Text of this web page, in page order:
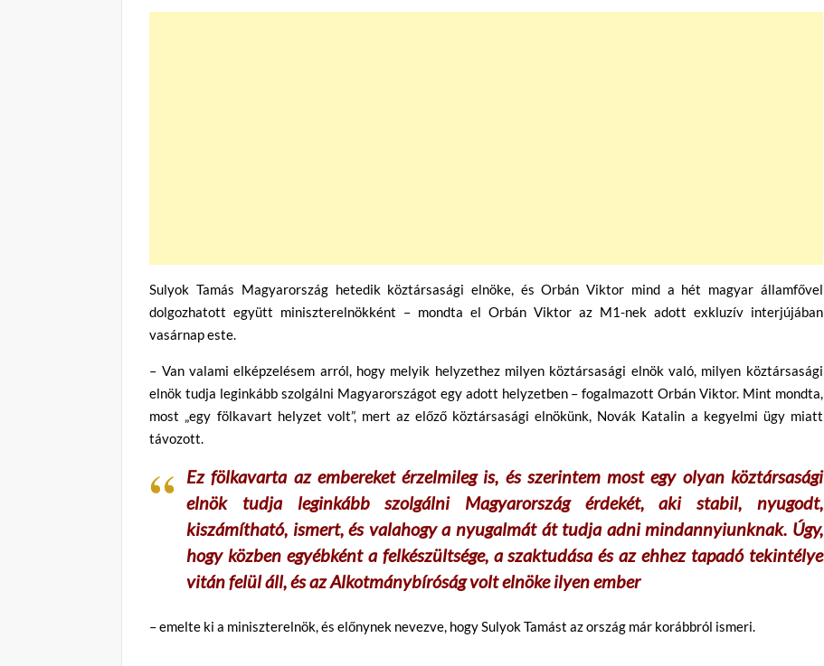
Sulyok Tamás Magyarország hetedik köztársasági elnöke, és Orbán Viktor mind a hét magyar államfővel
dolgozhatott együtt miniszterelnökként – mondta el Orbán Viktor az M1-nek adott exkluzív interjújában
vasárnap este.
– Van valami elképzelésem arról, hogy melyik helyzethez milyen köztársasági elnök való, milyen köztársasági
elnök tudja leginkább szolgálni Magyarországot egy adott helyzetben – fogalmazott Orbán Viktor. Mint mondta,
most „egy fölkavart helyzet volt”, mert az előző köztársasági elnökünk, Novák Katalin a kegyelmi ügy miatt
távozott.
Ez fölkavarta az embereket érzelmileg is, és szerintem most egy olyan köztársasági
elnök tudja leginkább szolgálni Magyarország érdekét, aki stabil, nyugodt,
kiszámítható, ismert, és valahogy a nyugalmát át tudja adni mindannyiunknak. Úgy,
hogy közben egyébként a felkészültsége, a szaktudása és az ehhez tapadó tekintélye
vitán felül áll, és az Alkotmánybíróság volt elnöke ilyen ember
– emelte ki a miniszterelnök, és előnynek nevezve, hogy Sulyok Tamást az ország már korábbról ismeri.